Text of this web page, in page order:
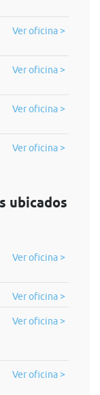
Ver oficina >
Ver oficina >
Ver oficina >
Ver oficina >
ubicados
Ver oficina >
Ver oficina >
Ver oficina >
Ver oficina >